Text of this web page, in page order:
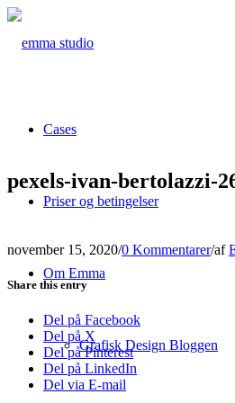
Cases
Priser og betingelser
Om Emma
Grafisk Design Bloggen
pexels-ivan-bertolazzi-
november 15, 2020/0 Kommentarer/af
Share this entry
Del på Facebook
Del på X
Del på Pinterest
Del på LinkedIn
Del via E-mail